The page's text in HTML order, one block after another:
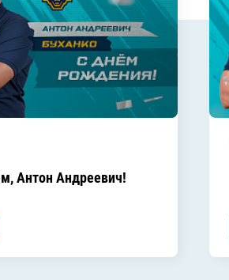
Антон Андреевич!